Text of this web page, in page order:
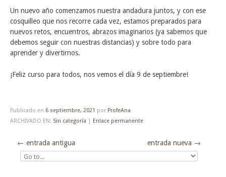
Un nuevo año comenzamos nuestra andadura juntos, y con ese
cosquilleo que nos recorre cada vez, estamos preparados para
nuevos retos, encuentros, abrazos imaginarios (ya sabemos que
debemos seguir con nuestras distancias) y sobre todo para
aprender y divertirnos.
¡Feliz curso para todos, nos vemos el día 9 de septiembre!
Publicado en 6 septiembre, 2021 por ProfeAna
ARCHIVADO EN: Sin categoría Enlace permanente
← entrada antigua entrada nueva →